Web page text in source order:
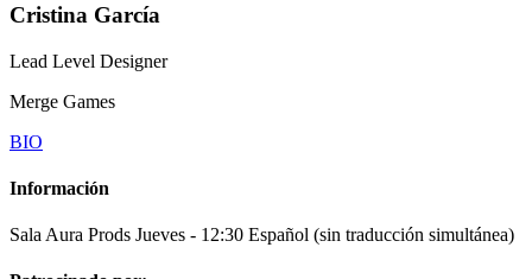
Cristina García
Lead Level Designer
Merge Games
BIO
Información
Sala Aura Prods Jueves - 12:30 Español (sin traducción simultánea)